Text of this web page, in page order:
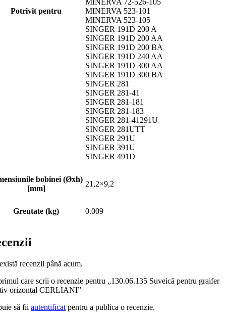
Potrivit pentru
MINERVA 72-526-105
MINERVA 523-101
MINERVA 523-105
SINGER 191D 200 A
SINGER 191D 200 AA
SINGER 191D 200 BA
SINGER 191D 240 AA
SINGER 191D 300 AA
SINGER 191D 300 BA
SINGER 281
SINGER 281-41
SINGER 281-181
SINGER 281-183
SINGER 281-41291U
SINGER 281UTT
SINGER 291U
SINGER 391U
SINGER 491D
bobinei (Øxh)
[mm]
21,2×9,2
Greutate (kg) 0.009
recenzii până acum.
care scrii o recenzie pentru „130.06.135 Suveică pentru graifer
orizontal CERLIANI”
să fii autentificat pentru a publica o recenzie.